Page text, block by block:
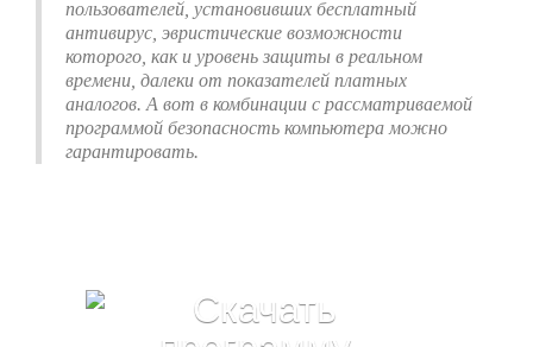
пользователей, установивших бесплатный
антивирус, эвристические возможности
которого, как и уровень защиты в реальном
времени, далеки от показателей платных
аналогов. А вот в комбинации с рассматриваемой
программой безопасность компьютера можно
гарантировать.